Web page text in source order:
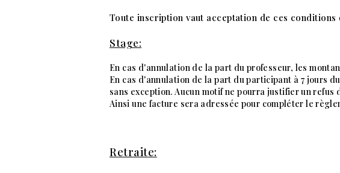
Toute inscription vaut acceptation de ces conditions
Stage:
En cas d'annulation de la part du professeur, les
En cas d'annulation de la part du participant à 7 jours
sans exception. Aucun motif nepourra justifier un refus
Ainsi une facture sera adressée pour compléter le
Retraite: